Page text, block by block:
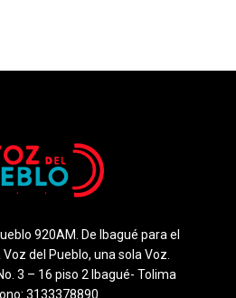
920AM. De Ibagué para el
del Pueblo, una sola Voz.
3 – 16 piso 2 Ibagué- Tolima
3133378890